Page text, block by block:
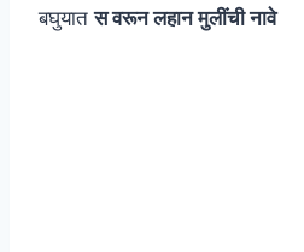
बघुयातस वरून लहान मुलींची नावे